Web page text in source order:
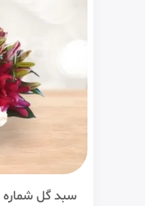
سبد گل شماره 12